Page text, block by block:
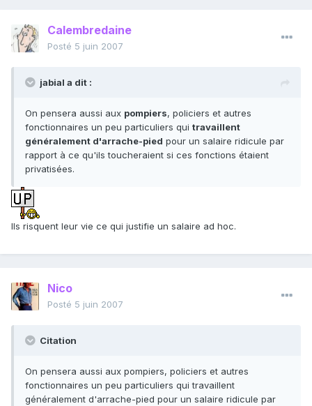
Calembredaine
Posté 5 juin 2007
jabial a dit :
On pensera aussi aux pompiers, policiers et autres
fonctionnaires un peu particuliers qui travaillent
généralement d'arrache-pied pour un salaire ridicule par
rapport à ce qu'ils toucheraient si ces fonctions étaient
privatisées.
Ils risquent leur vie ce qui justifie un salaire ad hoc.
Nico
Posté 5 juin 2007
Citation
On pensera aussi aux pompiers, policiers et autres
fonctionnaires un peu particuliers qui travaillent
généralement d'arrache-pied pour un salaire ridicule par